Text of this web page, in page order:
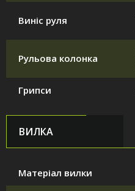
Виніс руля
Рульова колонка
Грипси
ВИЛКА
Матеріал вилки